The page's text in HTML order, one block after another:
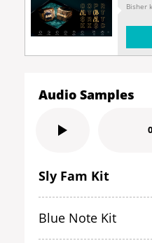
Bisher
Audio Samples
Sly Fam Kit
Blue Note Kit